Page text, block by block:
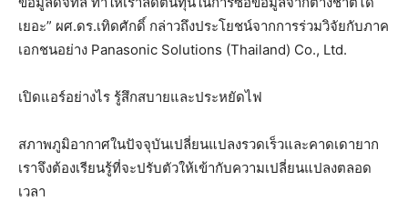
เยอะ” ผศ.ดร.เทิดศักดิ์ กล่าวถึงประโยชน์จากการร่วมวิจัยกับภาค
เอกชนอย่าง Panasonic Solutions (Thailand) Co., Ltd.
เปิดแอร์อย่างไร รู้สึกสบายและประหยัดไฟ
สภาพภูมิอากาศในปัจจุบันเปลี่ยนแปลงรวดเร็วและคาดเดายาก
เราจึงต้องเรียนรู้ที่จะปรับตัวให้เข้ากับความเปลี่ยนแปลงตลอด
เวลา